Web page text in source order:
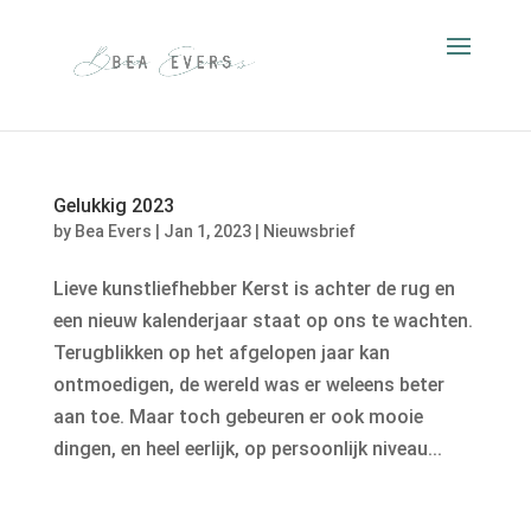
Gelukkig 2023
by Bea Evers Jan 1, 2023| Nieuwsbrief
Lieve kunstliefhebber Kerst is achter de rug en
een nieuw kalenderjaar staat op ons te wachten.
Terugblikken op het afgelopen jaar kan
ontmoedigen, de wereld was er weleens beter
aan toe. Maar toch gebeuren er ook mooie
dingen, en heel eerlijk, op persoonlijk niveau...